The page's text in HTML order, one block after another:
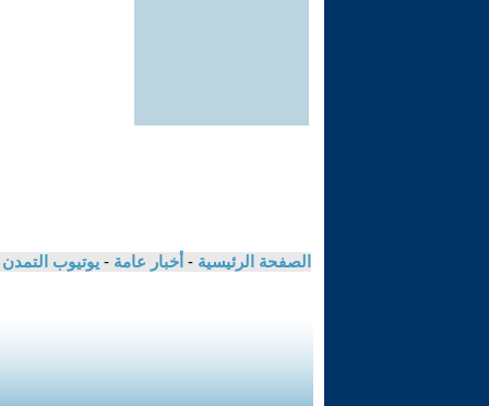
الصفحة الرئيسية - أخبار عامة - يوتيوب التمدن